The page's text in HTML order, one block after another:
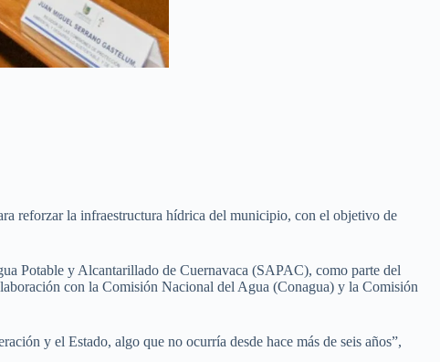
reforzar la infraestructura hídrica del municipio, con el objetivo de
Potable y Alcantarillado de Cuernavaca (SAPAC), como parte del
con la Comisión Nacional del Agua (Conagua) y la Comisión
y el Estado, algo que no ocurría desde hace más de seis años”,